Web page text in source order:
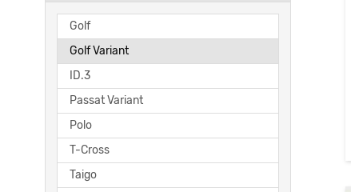
Golf
Golf Variant
ID.3
Passat Variant
Polo
T-Cross
Taigo